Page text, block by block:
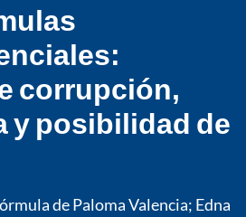
corrupción,
y posibilidad de
de Paloma Valencia; Edna